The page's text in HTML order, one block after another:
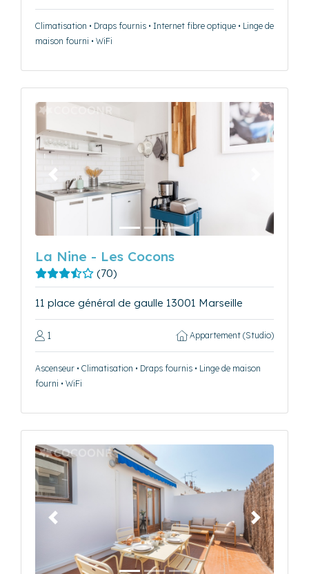
Climatisation • Draps fournis • Internet fibre optique • Linge de
maison fourni • WiFi
Précédent
La Nine - Les Cocons
(70)
11 place général de gaulle 13001 Marseille
1 Appartement (Studio)
Ascenseur • Climatisation • Draps fournis • Linge de maison
fourni • WiFi
Précédent Suivant